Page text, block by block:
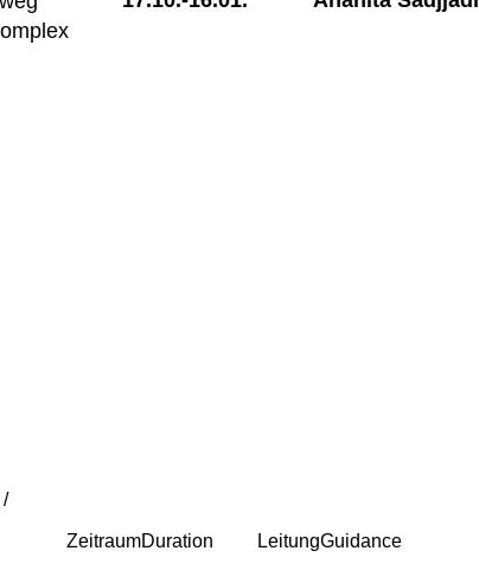
/
ZeitraumDuration LeitungGuidance